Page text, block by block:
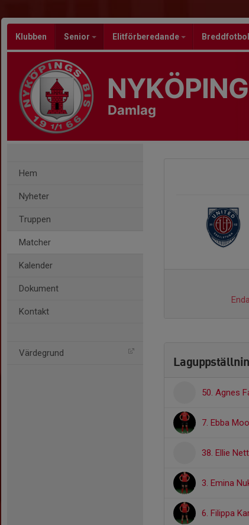
Klubben Senior Elitförberedande Breddfotboll
Damlag
Hem
Nyheter
Truppen
Matcher
Kalender
Dokument
Kontakt
Värdegrund
50. Agnes
7. Ebba
38. Ellie
3. Emina
6. Filippa